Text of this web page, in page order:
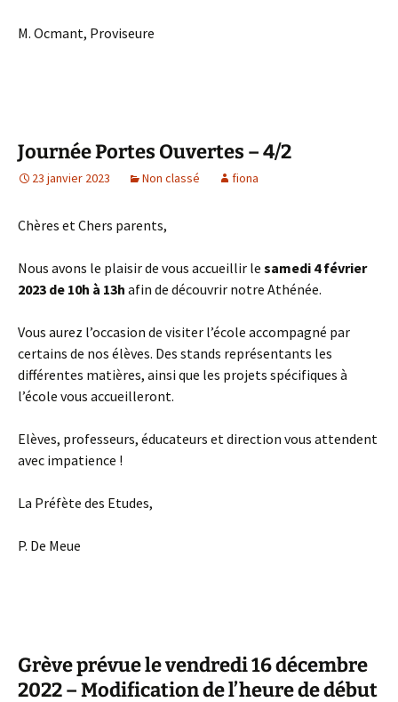
M. Ocmant, Proviseure
Journée Portes Ouvertes – 4/2
23 janvier 2023 Non classé fiona
Chères et Chers parents,
Nous avons le plaisir de vous accueillir le samedi 4 février
2023 de 10h à 13h afin de découvrir notre Athénée.
Vous aurez l’occasion de visiter l’école accompagné par
certains de nos élèves. Des stands représentants les
différentes matières, ainsi que les projets spécifiques à
l’école vous accueilleront.
Elèves, professeurs, éducateurs et direction vous attendent
avec impatience !
La Préfète des Etudes,
P. De Meue
Grève prévue le vendredi 16 décembre
2022 – Modification de l’heure de début